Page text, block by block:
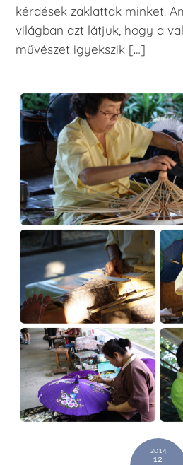
kérdések zaklattak minket.
világban azt látjuk, hogy a
művészet igyekszik […]
2014
12